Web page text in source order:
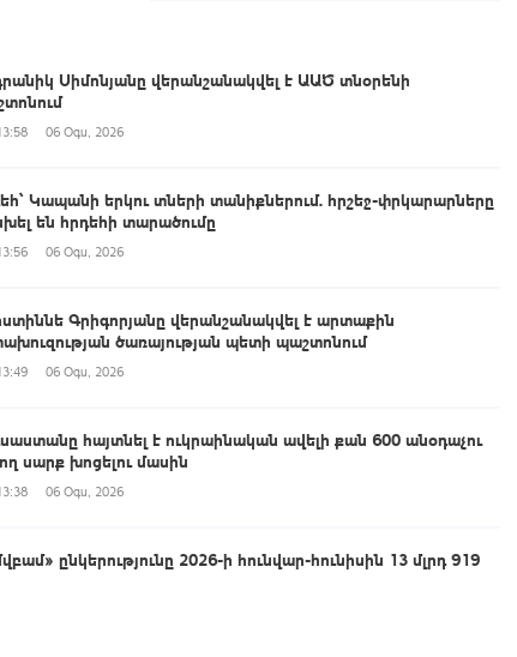
Սիմոնյանը վերանշանակվել է ԱԱԾ տնօրենի
06 Օգս, 2026
Կապանի երկու տների տանիքներում. հրշեջ-փրկարարները
են հրդեհի տարածումը
06 Օգս, 2026
Գրիգորյանը վերանշանակվել է արտաքին
ծառայության պետի պաշտոնում
06 Օգս, 2026
հայտնել է ուկրաինական ավելի քան 600 անօդաչու
սարք խոցելու մասին
06 Օգս, 2026
ընկերությունը 2026-ի հունվար-հունիսին 13 մլրդ 919